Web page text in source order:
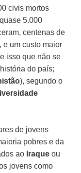
civis mortos
5.000
centenas de
e um custo maior
isso que não se
do país;
), segundo o
de jovens
pobres e da
ao Iraque ou
jovens como